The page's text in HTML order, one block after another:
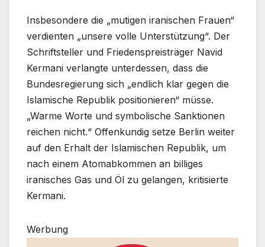
Insbesondere die „mutigen iranischen Frauen“
verdienten „unsere volle Unterstützung“. Der
Schriftsteller und Friedenspreisträger Navid
Kermani verlangte unterdessen, dass die
Bundesregierung sich „endlich klar gegen die
Islamische Republik positionieren“ müsse.
„Warme Worte und symbolische Sanktionen
reichen nicht.“ Offenkundig setze Berlin weiter
auf den Erhalt der Islamischen Republik, um
nach einem Atomabkommen an billiges
iranisches Gas und Öl zu gelangen, kritisierte
Kermani.
Werbung